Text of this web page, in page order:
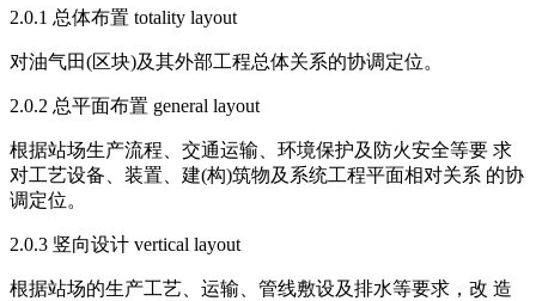
2.0.1 总体布置 totality layout
对油气田(区块)及其外部工程总体关系的协调定位。
2.0.2 总平面布置 general layout
根据站场生产流程、交通运输、环境保护及防火安全等要 求
对工艺设备、装置、建(构)筑物及系统工程平面相对关系 的协
调定位。
2.0.3 竖向设计 vertical layout
根据站场的生产工艺、运输、管线敷设及排水等要求，改 造